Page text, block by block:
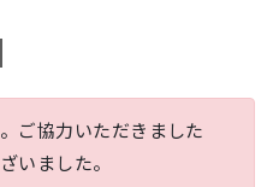
ご協力いただきました
いました。